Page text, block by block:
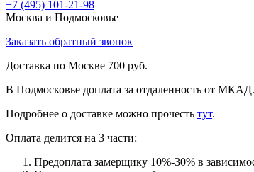
+7 (495) 101-21-98
Москва и Подмосковье
Заказать обратный звонок
Доставка по Москве 700 руб.
В Подмосковье доплата за отдаленность от МКАД.
Подробнее о доставке можно прочеcть тут.
Оплата делится на 3 части:
Предоплата замерщику 10%-30% в